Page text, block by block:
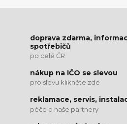
doprava zdarma,
spotřebičů
po celé ČR
nákup na IČO se slevou
pro slevu klikněte zde
reklamace, servis,
péče o naše partnery